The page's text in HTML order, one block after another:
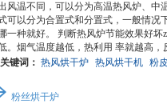
风温不同，可以分为高温热风炉、中
可以分为合置式和分置式，一般情况
一种就好。 判断热风炉节能效果好
。烟气温度越低，热利用 率就越高，
关键词： 热风烘干炉 热风烘干机 粉
粉丝烘干炉